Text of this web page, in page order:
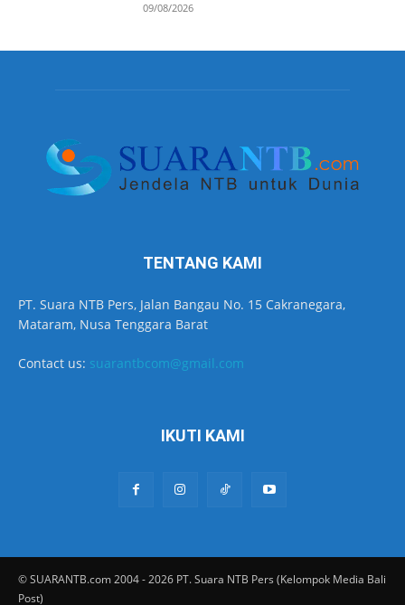
09/08/2026
TENTANG KAMI
PT. Suara NTB Pers, Jalan Bangau No. 15 Cakranegara,
Mataram, Nusa Tenggara Barat
Contact us: suarantbcom@gmail.com
IKUTI KAMI
© SUARANTB.com 2004 - 2026 PT. Suara NTB Pers (Kelompok Media Bali
Post)